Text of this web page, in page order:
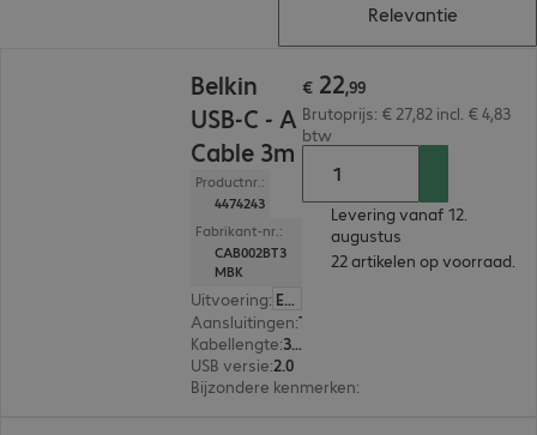
Relevantie
Belkin
USB-C - A
Cable 3m
Productnr.:
4474243
Fabrikant-nr.:
CAB002BT3
MBK
Uitvoering: Europa
Aansluitingen:
Kabellengte: 3 m
USB versie:2.0
Bijzondere kenmerken:
€ 22,99
Brutoprijs: € 27,82 incl. € 4,83
btw
Levering vanaf 12.
augustus
22 artikelen op voorraad.